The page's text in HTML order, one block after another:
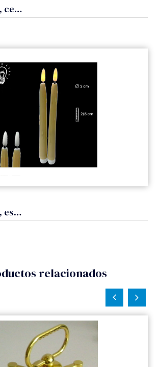
Set de 2 velas, cera derretida. Pilas
Set de 2 velas, espiral. Pilas
relacionados